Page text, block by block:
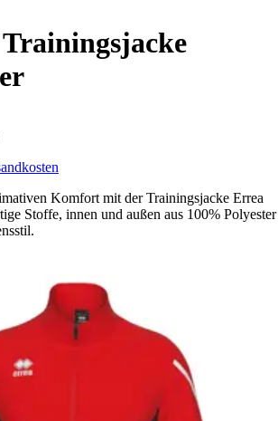
Trainingsjacke
Komfort mit der Trainingsjacke Errea
Stoffe, innen und außen aus 100% Polyester